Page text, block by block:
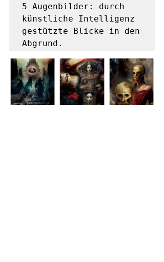
5 Augenbilder: durch
künstliche Intelligenz
gestützte Blicke in den